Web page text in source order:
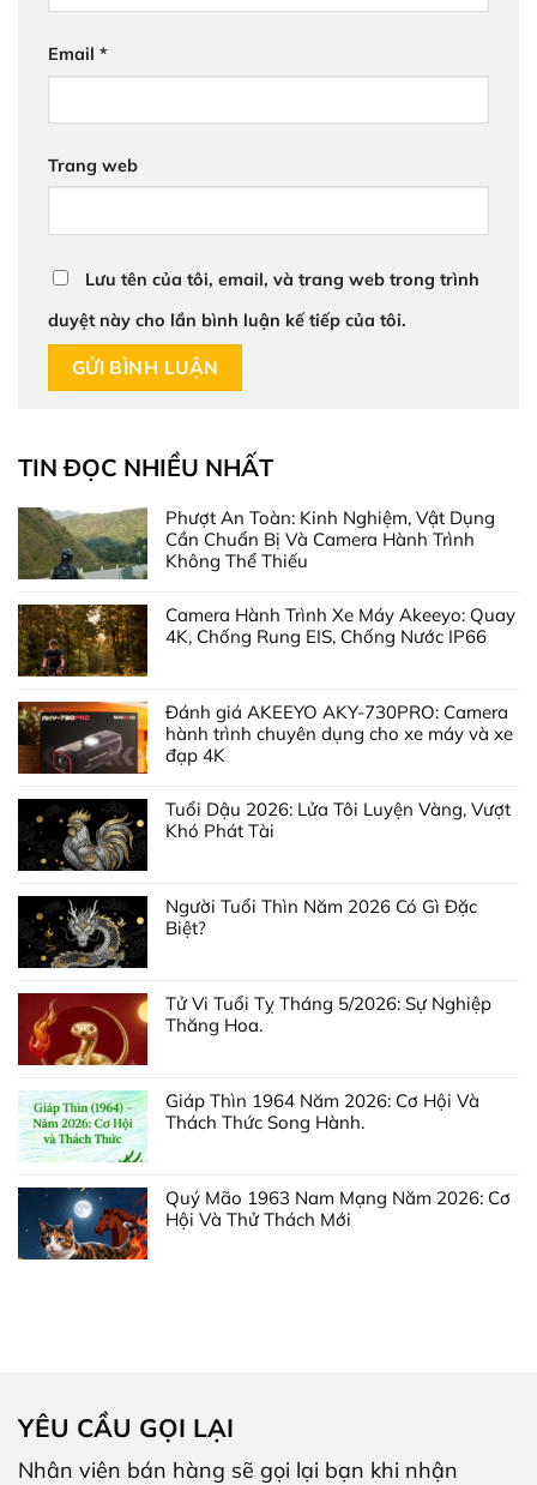
Email *
Trang web
Lưu tên của tôi, email, và trang web trong trình
duyệt này cho lần bình luận kế tiếp của tôi.
TIN ĐỌC NHIỀU NHẤT
Phượt An Toàn: Kinh Nghiệm, Vật Dụng
Cần Chuẩn Bị Và Camera Hành Trình
Không Thể Thiếu
Camera Hành Trình Xe Máy Akeeyo: Quay
4K, Chống Rung EIS, Chống Nước IP66
Đánh giá AKEEYO AKY-730PRO: Camera
hành trình chuyên dụng cho xe máy và xe
đạp 4K
Tuổi Dậu 2026: Lửa Tôi Luyện Vàng, Vượt
Khó Phát Tài
Người Tuổi Thìn Năm 2026 Có Gì Đặc
Biệt?
Tử Vi Tuổi Tỵ Tháng 5/2026: Sự Nghiệp
Thăng Hoa.
Giáp Thìn 1964 Năm 2026: Cơ Hội Và
Thách Thức Song Hành.
Quý Mão 1963 Nam Mạng Năm 2026: Cơ
Hội Và Thử Thách Mới
YÊU CẦU GỌI LẠI
Nhân viên bán hàng sẽ gọi lại bạn khi nhận